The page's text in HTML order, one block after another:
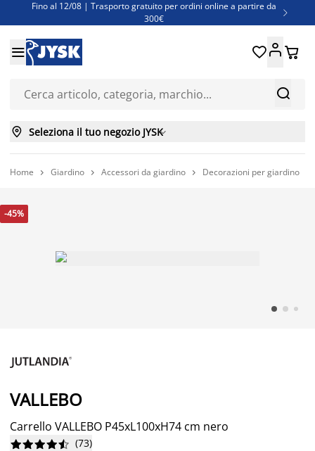
Fino al 12/08 | Trasporto gratuito per ordini online a partire da
300€

Super offerte d'estate | Oltre 1.500 articoli fino al 70%
Finanziamenti - Scegli il piano di rimborso più adatto a te


 
 Seleziona il tuo negozio JYSK
Home  Giardino  Accessori da giardino  Decorazioni per giardino
-45%
VALLEBO
Carrello VALLEBO P45xL100xH74 cm nero





 (73)